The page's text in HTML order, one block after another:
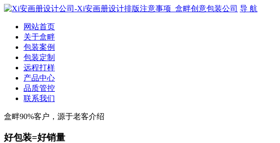
导 航
网站首页
关于盒畔
包装案例
包装定制
远程打样
产品中心
品质管控
联系我们
盒畔90%客户，源于老客介绍
好包装=好销量